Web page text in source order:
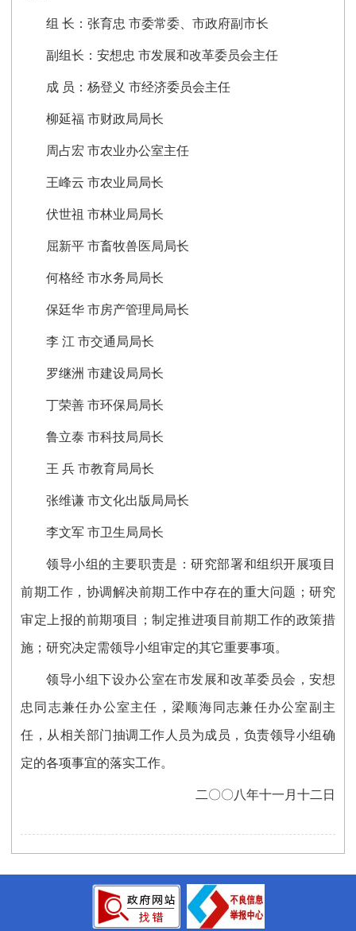
组 长：张育忠 市委常委、市政府副市长
副组长：安想忠 市发展和改革委员会主任
成 员：杨登义 市经济委员会主任
柳延福 市财政局局长
周占宏 市农业办公室主任
王峰云 市农业局局长
伏世祖 市林业局局长
屈新平 市畜牧兽医局局长
何格经 市水务局局长
保廷华 市房产管理局局长
李 江 市交通局局长
罗继洲 市建设局局长
丁荣善 市环保局局长
鲁立泰 市科技局局长
王 兵 市教育局局长
张维谦 市文化出版局局长
李文军 市卫生局局长
领导小组的主要职责是：研究部署和组织开展项目
前期工作，协调解决前期工作中存在的重大问题；研究
审定上报的前期项目；制定推进项目前期工作的政策措
施；研究决定需领导小组审定的其它重要事项。
领导小组下设办公室在市发展和改革委员会，安想
忠同志兼任办公室主任，梁顺海同志兼任办公室副主
任，从相关部门抽调工作人员为成员，负责领导小组确
定的各项事宜的落实工作。
二〇〇八年十一月十二日